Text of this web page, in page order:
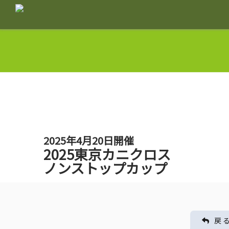
2025年4月20日開催
2025東京カニクロス
ノンストップカップ
戻